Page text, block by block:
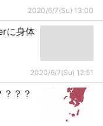
2020/6/7(Su) 13:00
に身体
2020/6/7(Su) 12:51
？？